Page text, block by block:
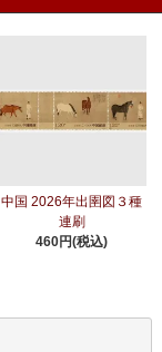
中国 2026年出圉図３種
連刷
460円(税込)